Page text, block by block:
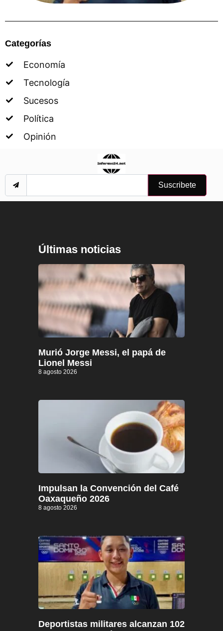
Categorías
Economía
Tecnología
Sucesos
Política
Opinión
Suscribete
Últimas noticias
Murió Jorge Messi, el papá de
Lionel Messi
8 agosto 2026
Impulsan la Convención del Café
Oaxaqueño 2026
8 agosto 2026
Deportistas militares alcanzan 102